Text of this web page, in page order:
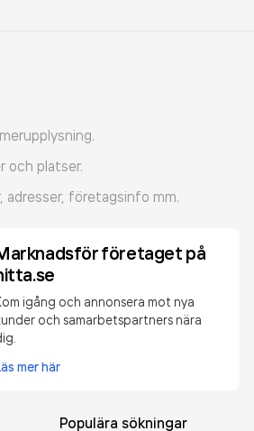
och platser.
företagsinfo mm.
företaget på
igång och annonsera mot nya
och samarbetspartners nära
mer här
Populära sökningar